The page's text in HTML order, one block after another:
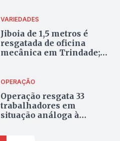
VARIEDADES
Jiboia de 1,5 metros é
resgatada de oficina
mecânica em Trindade;
OPERAÇÃO
Operação resgata 33
trabalhadores em
situação análoga à
luxo